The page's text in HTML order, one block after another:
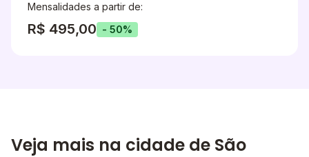
Mensalidades a partir de:
R$ 495,00 - 50%
Veja mais na cidade de São